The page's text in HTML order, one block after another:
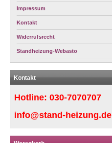
Impressum
Kontakt
Widerrufsrecht
Standheizung-Webasto
Kontakt
Hotline: 030-7070707
info@stand-heizung.de